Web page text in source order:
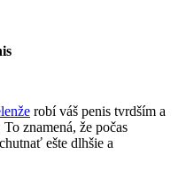
robí váš penis tvrdším a
znamená, že počas
ešte dlhšie a